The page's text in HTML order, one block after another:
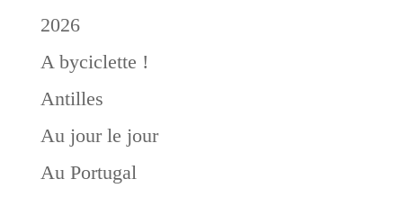
2026
A byciclette !
Antilles
Au jour le jour
Au Portugal